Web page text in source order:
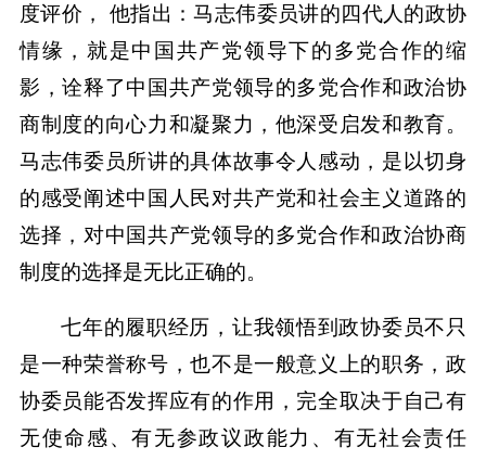
度评价， 他指出：马志伟委员讲的四代人的政协
情缘，就是中国共产党领导下的多党合作的缩
影，诠释了中国共产党领导的多党合作和政治协
商制度的向心力和凝聚力，他深受启发和教育。
马志伟委员所讲的具体故事令人感动，是以切身
的感受阐述中国人民对共产党和社会主义道路的
选择，对中国共产党领导的多党合作和政治协商
制度的选择是无比正确的。
七年的履职经历，让我领悟到政协委员不只
是一种荣誉称号，也不是一般意义上的职务，政
协委员能否发挥应有的作用，完全取决于自己有
无使命感、有无参政议政能力、有无社会责任